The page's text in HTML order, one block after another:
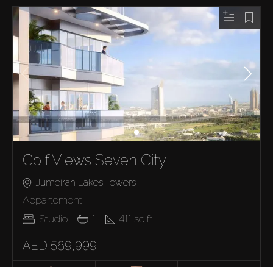
Golf Views Seven City
Jumeirah Lakes Towers
Appartement
Studio
1 411 sq.ft
AED 569,999